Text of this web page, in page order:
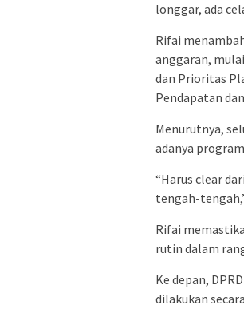
longgar, ada
Rifai
anggaran,
dan Prioritas
Pendapatan
Menurutnya,
adanya
“Harus clear
tengah-
Rifai
rutin dalam
Ke depan,
dilakukan